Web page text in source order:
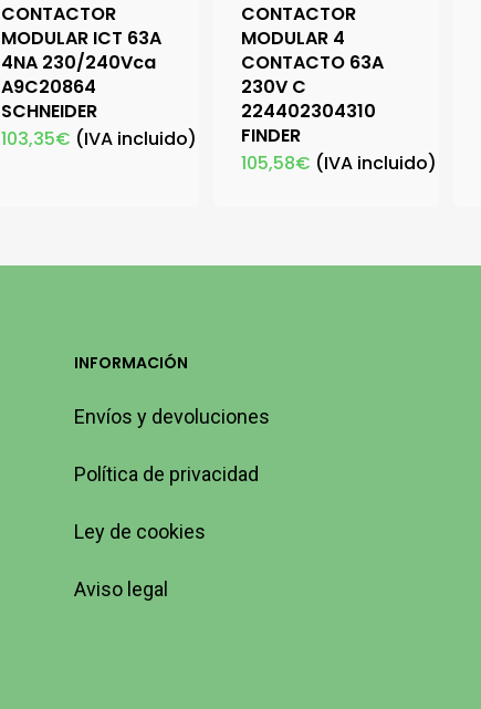
CONTACTOR
MODULAR ICT 63A
4NA 230/240Vca
A9C20864
SCHNEIDER
103,35€ (IVA incluido)
CONTACTOR
MODULAR 4
CONTACTO 63A
230V C
224402304310
FINDER
105,58€ (IVA incluido)
INFORMACIÓN
Envíos y devoluciones
Política de privacidad
Ley de cookies
Aviso legal